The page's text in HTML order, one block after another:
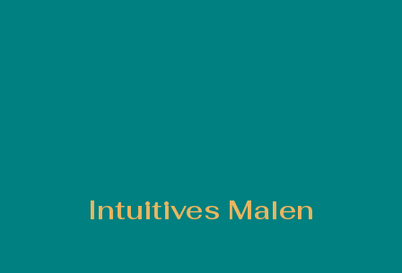
Intuitives Malen